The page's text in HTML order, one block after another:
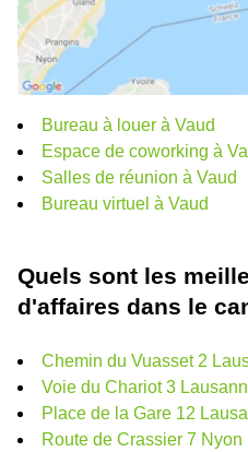
Bureau à louer à Vaud
Espace de coworking à
Salles de réunion à Vaud
Bureau virtuel à Vaud
Quels sont les
d'affaires dans le
Chemin du Vuasset 2
Voie du Chariot 3
Place de la Gare 12
Route de Crassier 7 Nyon